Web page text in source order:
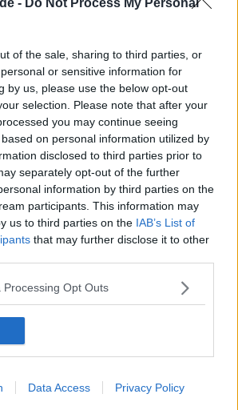
of the sale, sharing to third parties, or
or sensitive information for
by us, please use the below opt-out
selection. Please note that after your
you may continue seeing
on personal information utilized by
disclosed to third parties prior to
separately opt-out of the further
information by third parties on the
participants. This information may
us to third parties on the IAB’s List of
that may further disclose it to other
Processing Opt Outs
Data Access Privacy Policy
kostenlos den RadsportAktuell-
du auf „Abonnieren“ geklickt hast,
du sofort eine E-Mail von uns. Bei
Lesern landet diese im Spam-
– überprüfe ihn daher bitte ebenfalls.
News, Ergebnisse und
– täglich kompakt per E-
Abonnieren
Sportjournalist und Editor-in-chief
wuchs man mit der Tour de
überall – es waren die letzten großen
Wir waren Kinder, trugen Trikots
Rundfahrt nach. Zwei Brücken
nicht den Ton angaben. Mit 13